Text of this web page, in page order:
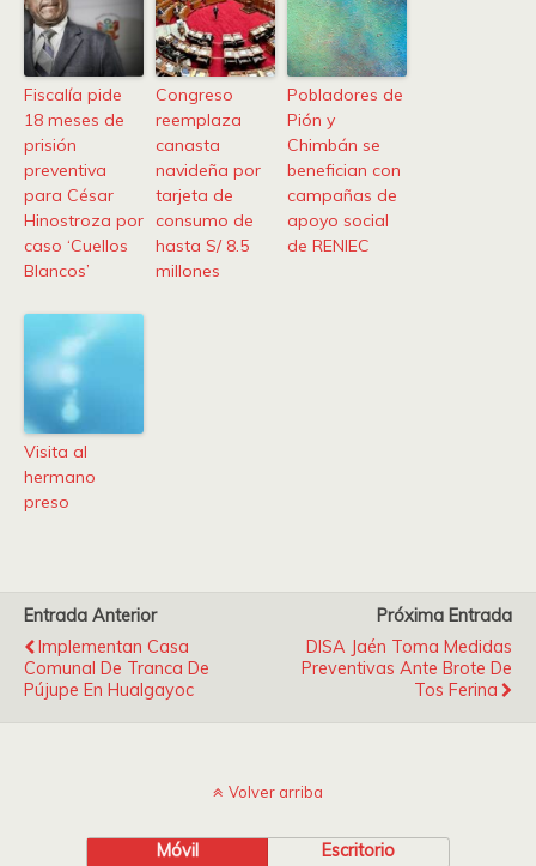
Fiscalía pide
18 meses de
prisión
preventiva
para César
Hinostroza por
caso ‘Cuellos
Blancos’
Congreso
reemplaza
canasta
navideña por
tarjeta de
consumo de
hasta S/ 8.5
millones
Pobladores de
Pión y
Chimbán se
benefician con
campañas de
apoyo social
de RENIEC
Visita al
hermano
preso
Entrada Anterior
Implementan Casa
Comunal De Tranca De
Pújupe En Hualgayoc
Próxima Entrada
DISA Jaén Toma Medidas
Preventivas Ante Brote De
Tos Ferina
Volver arriba
Móvil Escritorio